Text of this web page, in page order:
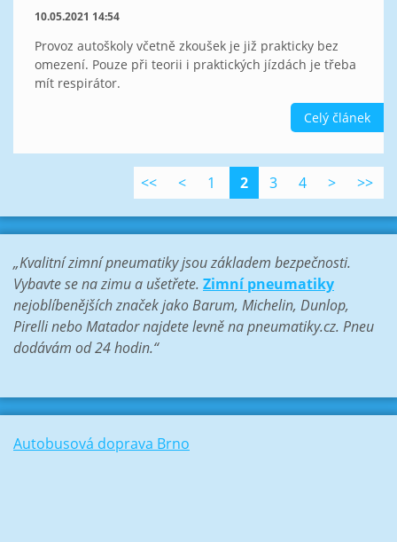
10.05.2021 14:54
Provoz autoškoly včetně zkoušek je již prakticky bez
omezení. Pouze při teorii i praktických jízdách je třeba
mít respirátor.
Celý článek
<< < 1 2 3 4 > >>
„Kvalitní zimní pneumatiky jsou základem bezpečnosti.
Vybavte se na zimu a ušetřete. Zimní pneumatiky
nejoblíbenějších značek jako Barum, Michelin, Dunlop,
Pirelli nebo Matador najdete levně na pneumatiky.cz. Pneu
dodávám od 24 hodin.“
Autobusová doprava Brno